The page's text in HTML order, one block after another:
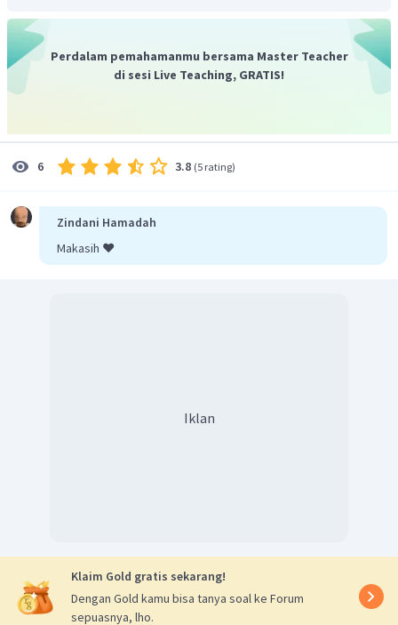
Sehingga besarnya energi yang dihasilkan:
jawaban yang tepat adalah
.
Perdalam pemahamanmu bersama Master Teacher
di sesi Live Teaching, GRATIS!
6 3.8 (5 rating)
Zindani Hamadah
Makasih ❤️
Iklan
Klaim Gold gratis sekarang!
Dengan Gold kamu bisa tanya soal ke Forum
sepuasnya, lho.